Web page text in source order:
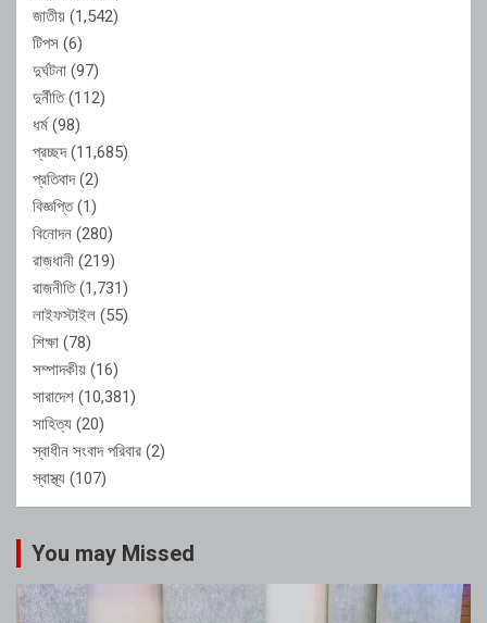
জাতীয় (1,542)
টিপস (6)
দুর্ঘটনা (97)
দুর্নীতি(112)
ধর্ম(98)
প্রচ্ছদ(11,685)
প্রতিবাদ(2)
বিজ্ঞপ্তি(1)
বিনোদন (280)
রাজধানী (219)
রাজনীতি(1,731)
লাইফস্টাইল (55)
শিক্ষা (78)
সম্পাদকীয় (16)
সারাদেশ (10,381)
সাহিত্য (20)
স্বাধীন সংবাদ পরিবার (2)
স্বাস্থ্য (107)
You may Missed